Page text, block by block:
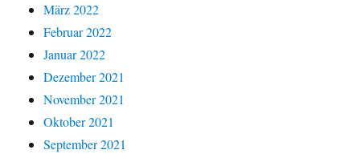
März 2022
Februar 2022
Januar 2022
Dezember 2021
November 2021
Oktober 2021
September 2021